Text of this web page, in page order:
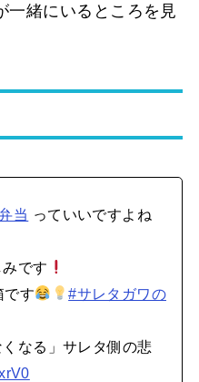
一緒にいるところを見
当 っていいですよね
です
です
#サレタガワの
なる」サレタ側の悲